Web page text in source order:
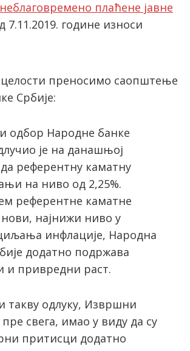
плаћене јавне
7.11.2019. године износи
целости преносимо саопштење
Србије:
одбор Народне банке
је на данашњој
референтну каматну
на ниво од 2,25%.
референтне каматне
најнижи ниво у
инфлације, Народна
додатно подржава
и привредни раст.
такву одлуку, Извршни
пре свега, имао у виду да су
притисци додатно